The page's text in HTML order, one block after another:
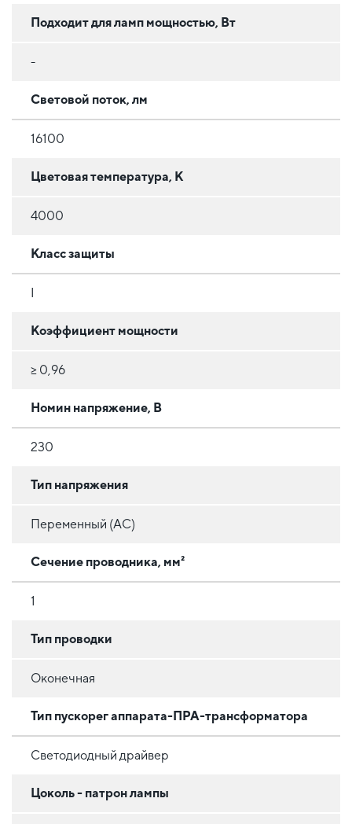
Подходит для ламп мощностью, Вт
-
Световой поток, лм
16100
Цветовая температура, К
4000
Класс защиты
Коэффициент мощности
≥ 0,96
Номин напряжение, В
230
Тип напряжения
Переменный (AC)
Сечение проводника, мм²
1
Тип проводки
Оконечная
Тип пускорег аппарата-ПРА-трансформатора
Светодиодный драйвер
Цоколь - патрон лампы